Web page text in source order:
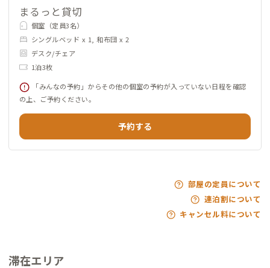
まるっと貸切
個室（定員3名）
シングルベッド x 1, 和布団 x 2
デスク/チェア
1泊3枚
「みんなの予約」からその他の個室の予約が入っていない日程を確認
の上、ご予約ください。
予約する
部屋の定員について
連泊割について
キャンセル料について
滞在エリア